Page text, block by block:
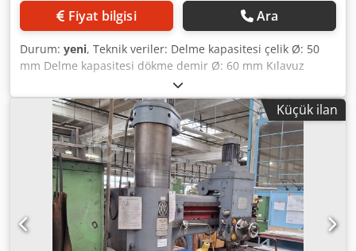
Fiyat bilgisi Ara
Durum: yeni, Teknik veriler: Delme kapasitesi çelik Ø: 50
mm Delme kapasitesi dökme demir Ø: 60 mm Kılavuz
çekme çeliği Ø: 40 mm Kılavuz çekme kapasitesi dökme
demir Ø: 50 mm Kolon çapı: 300 mm Boğaz (min/maks):
305 - 1275 mm İş mili kafasının hareketi (yatay): 970 mm
Mil burnu - taban plakası mesafesi (min/maks): 438 - 1330
mm Konsolun geçiş yüksekliği: 625 mm Küp tablanın
sıkıştırma yüzeyi : 635 x 520 x 420 mm Taban plakası
boyutu: 1830 x 785 x 185 mm Mil montajı: MK 5 İş mili
stroku: 270 mm İş mili hızları: (12) 44 - 1206 min-1
beslemeler: (3) 0,06 / 0,10 / 0,20 mm/dev Motor gücü,
yaklaşık: 3,7 kW Toplam yükseklik, maks.: 2795 mm Ağırlık,
Küçük ilan